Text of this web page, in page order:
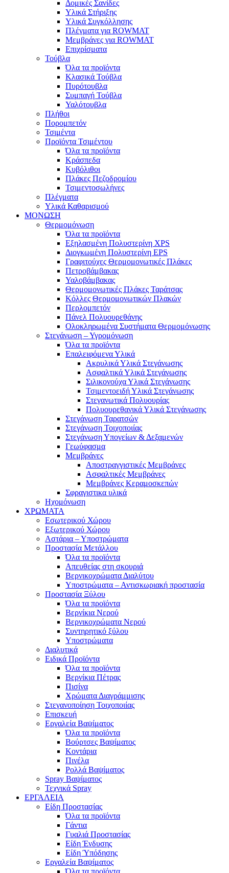
Δομικές Σανίδες
Υλικά Στήριξης
Υλικά Συγκόλλησης
Πλέγματα για ROWMAT
Μεμβράνες για ROWMAT
Επιχρίσματα
Τούβλα
Όλα τα προϊόντα
Κλασικά Τούβλα
Πυρότουβλα
Συμπαγή Τούβλα
Υαλότουβλα
Πλήθοι
Πορομπετόν
Τσιμέντα
Προϊόντα Τσιμέντου
Όλα τα προϊόντα
Κράσπεδα
Κυβόλιθοι
Πλάκες Πεζοδρομίου
Τσιμεντοσωλήνες
Πλέγματα
Υλικά Καθαρισμού
ΜΟΝΩΣΗ
Θερμομόνωση
Όλα τα προϊόντα
Εξηλασμένη Πολυστερίνη XPS
Διογκωμένη Πολυστερίνη EPS
Γραφιτούχες Θερμομονωτικές Πλάκες
Πετροβάμβακας
Υαλοβάμβακας
Θερμομονωτικές Πλάκες Ταράτσας
Κόλλες Θερμομονωτικών Πλακών
Περλομπετόν
Πάνελ Πολυουρεθάνης
Ολοκληρωμένα Συστήματα Θερμομόνωσης
Στεγάνωση – Υγρομόνωση
Όλα τα προϊόντα
Επαλειφόμενα Υλικά
Ακρυλικά Υλικά Στεγάνωσης
Ασφαλτικά Υλικά Στεγάνωσης
Σιλικονούχα Υλικά Στεγάνωσης
Τσιμεντοειδή Υλικά Στεγάνωσης
Στεγανωτικά Πολυουρίας
Πολυουρεθανικά Υλικά Στεγάνωσης
Στεγάνωση Ταρατσών
Στεγάνωση Τοιχοποιίας
Στεγάνωση Υπογείων & Δεξαμενών
Γεωύφασμα
Μεμβράνες
Αποστραγγιστικές Μεμβράνες
Ασφαλτικές Μεμβράνες
Μεμβράνες Κεραμοσκεπών
Σφραγιστικα υλικά
Ηχομόνωση
ΧΡΩΜΑΤΑ
Εσωτερικού Χώρου
Εξωτερικού Χώρου
Αστάρια – Υποστρώματα
Προστασία Μετάλλου
Όλα τα προϊόντα
Απευθείας στη σκουριά
Βερνικοχρώματα Διαλύτου
Υποστρώματα – Αντισκωριακή προστασία
Προστασία Ξύλου
Όλα τα προϊόντα
Βερνίκια Νερού
Βερνικοχρώματα Νερού
Συντηρητικό ξύλου
Υποστρώματα
Διαλυτικά
Ειδικά Προϊόντα
Όλα τα προϊόντα
Βερνίκια Πέτρας
Πισίνα
Χρώματα Διαγράμμισης
Στεγανοποίηση Τοιχοποιίας
Επισκευή
Εργαλεία Βαψίματος
Όλα τα προϊόντα
Βούρτσες Βαψίματος
Κοντάρια
Πινέλα
Ρολλά Βαψίματος
Spray Βαψίματος
Τεχνικά Spray
ΕΡΓΑΛΕΙΑ
Είδη Προστασίας
Όλα τα προϊόντα
Γάντια
Γυαλιά Προστασίας
Είδη Ένδυσης
Είδη Ύπόδησης
Εργαλεία Βαψίματος
Όλα τα προϊόντα